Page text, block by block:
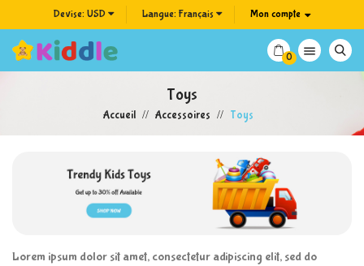
Devise: USD Langue: Français Mon compte
0 
Toys
Accueil Accessoires Toys
Lorem ipsum dolor sit amet, consectetur adipiscing elit, sed do